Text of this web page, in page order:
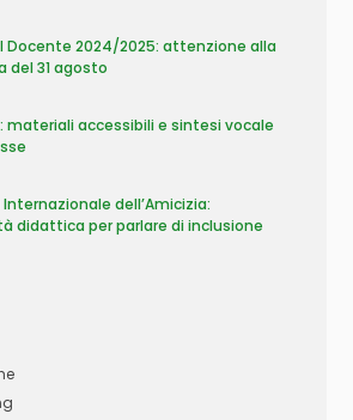
Docente 2024/2025: attenzione alla
del 31 agosto
materiali accessibili e sintesi vocale
dell’Amicizia:
didattica per parlare di inclusione